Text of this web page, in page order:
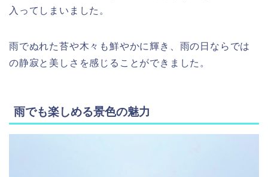
入ってしまいました。
雨でぬれた苔や木々も鮮やかに輝き、雨の日ならでは
の静寂と美しさを感じることができました。
雨でも楽しめる景色の魅力